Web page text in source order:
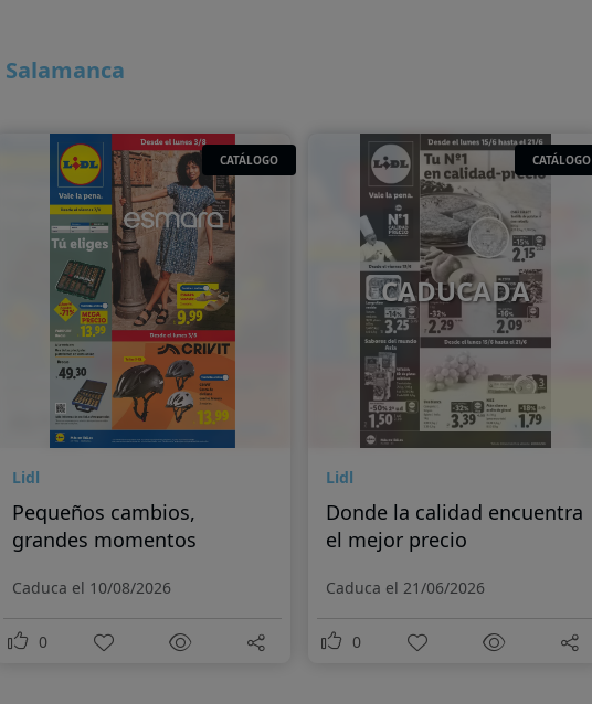
Salamanca
CATÁLOGO
Lidl
Pequeños cambios,
grandes momentos
Caduca el 10/08/2026
0
CATÁLOGO
CADUCADA
Lidl
Donde la calidad encuentra
el mejor precio
Caduca el 21/06/2026
0